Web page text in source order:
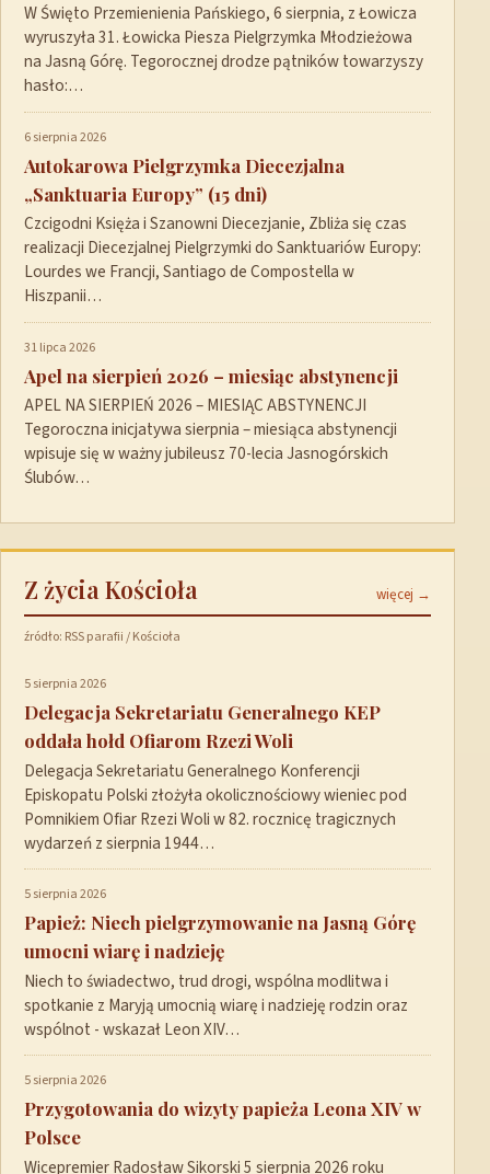
W Święto Przemienienia Pańskiego, 6 sierpnia, z Łowicza
wyruszyła 31. Łowicka Piesza Pielgrzymka Młodzieżowa
na Jasną Górę. Tegorocznej drodze pątników towarzyszy
hasło:…
6 sierpnia 2026
Autokarowa Pielgrzymka Diecezjalna
„Sanktuaria Europy” (15 dni)
Czcigodni Księża i Szanowni Diecezjanie, Zbliża się czas
realizacji Diecezjalnej Pielgrzymki do Sanktuariów Europy:
Lourdes we Francji, Santiago de Compostella w
Hiszpanii…
31 lipca 2026
Apel na sierpień 2026 – miesiąc abstynencji
APEL NA SIERPIEŃ 2026 – MIESIĄC ABSTYNENCJI
Tegoroczna inicjatywa sierpnia – miesiąca abstynencji
wpisuje się w ważny jubileusz 70-lecia Jasnogórskich
Ślubów…
Z życia Kościoła więcej →
źródło: RSS parafii / Kościoła
5 sierpnia 2026
Delegacja Sekretariatu Generalnego KEP
oddała hołd Ofiarom Rzezi Woli
Delegacja Sekretariatu Generalnego Konferencji
Episkopatu Polski złożyła okolicznościowy wieniec pod
Pomnikiem Ofiar Rzezi Woli w 82. rocznicę tragicznych
wydarzeń z sierpnia 1944…
5 sierpnia 2026
Papież: Niech pielgrzymowanie na Jasną Górę
umocni wiarę i nadzieję
Niech to świadectwo, trud drogi, wspólna modlitwa i
spotkanie z Maryją umocnią wiarę i nadzieję rodzin oraz
wspólnot - wskazał Leon XIV…
5 sierpnia 2026
Przygotowania do wizyty papieża Leona XIV w
Polsce
Wicepremier Radosław Sikorski 5 sierpnia 2026 roku